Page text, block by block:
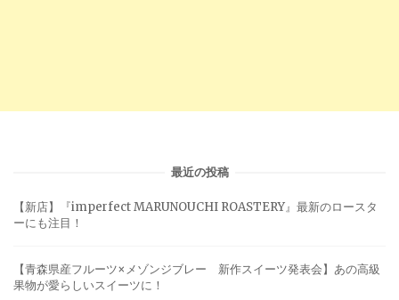
最近の投稿
【新店】『imperfect MARUNOUCHI ROASTERY』最新のロースタ
ーにも注目！
【青森県産フルーツ×メゾンジブレー 新作スイーツ発表会】あの高級
果物が愛らしいスイーツに！